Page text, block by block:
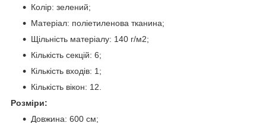
Колір: зелений;
Матеріал: поліетиленова тканина;
Щільність матеріалу: 140 г/м2;
Кількість секцій: 6;
Кількість входів: 1;
Кількість вікон: 12.
Розміри:
Довжина: 600 см;